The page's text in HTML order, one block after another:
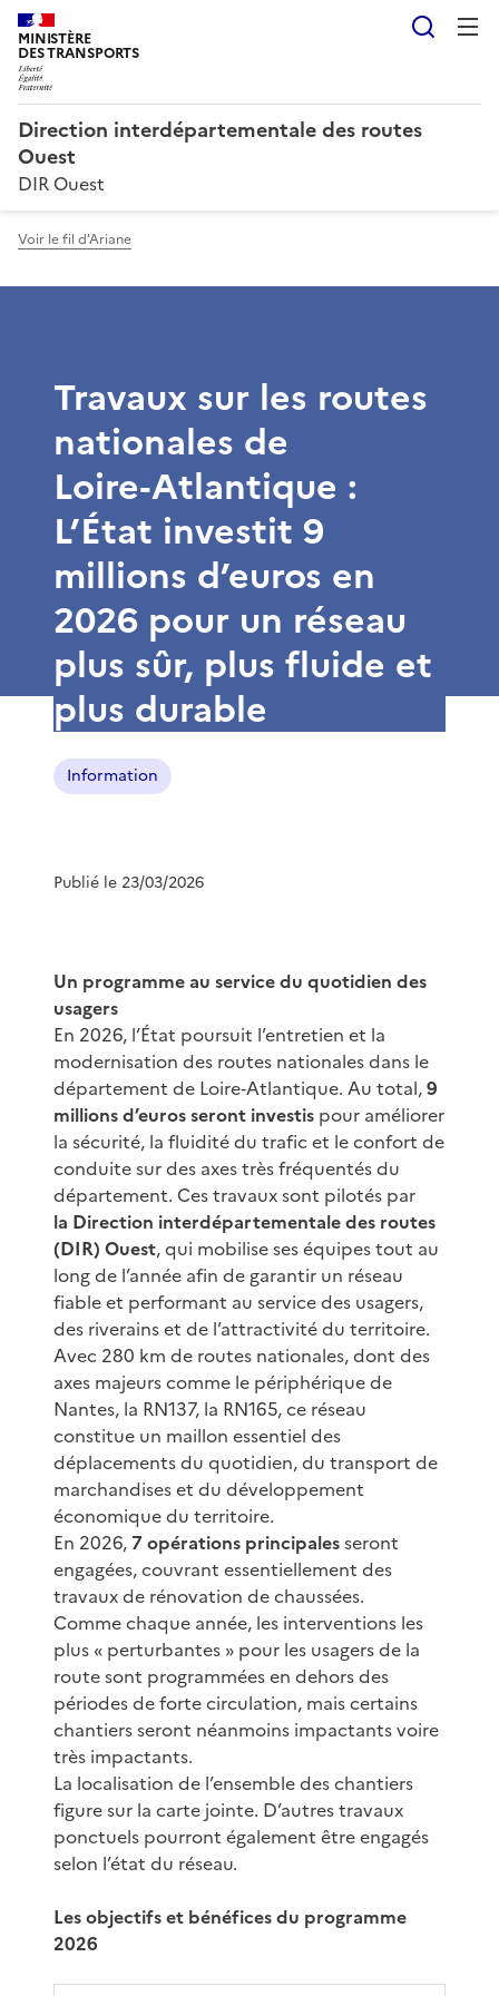
MINISTÈRE
DES TRANSPORTS
Direction interdépartementale des routes
Ouest
DIR Ouest
Voir le fil d'Ariane
Travaux sur les routes
nationales de
Loire‑Atlantique :
L’État investit 9
millions d’euros en
2026 pour un réseau
plus sûr, plus fluide et
plus durable
Information
Publié le 23/03/2026
Un programme au service du quotidien des
usagers
En 2026, l’État poursuit l’entretien et la
modernisation des routes nationales dans le
département de Loire‑Atlantique. Au total,9
millions d’euros seront investis pour améliorer
la sécurité, la fluidité du trafic et le confort de
conduite sur des axes très fréquentés du
département. Ces travaux sont pilotés par
la Direction interdépartementale des routes
(DIR) Ouest, qui mobilise ses équipes tout au
long de l’année afin de garantir un réseau
fiable et performant au service des usagers,
des riverains et de l’attractivité du territoire.
Avec 280 km de routes nationales, dont des
axes majeurs comme le périphérique de
Nantes, la RN137, la RN165, ce réseau
constitue un maillon essentiel des
déplacements du quotidien, du transport de
marchandises et du développement
économique du territoire.
En 2026, 7 opérations principalesseront
engagées, couvrant essentiellement des
travaux de rénovation de chaussées.
Comme chaque année, les interventions les
plus « perturbantes » pour les usagers de la
route sont programmées en dehors des
périodes de forte circulation, mais certains
chantiers seront néanmoins impactants voire
très impactants.
La localisation de l’ensemble des chantiers
figure sur la carte jointe. D’autres travaux
ponctuels pourront également être engagés
selon l’état du réseau.
Les objectifs et bénéfices du programme
2026